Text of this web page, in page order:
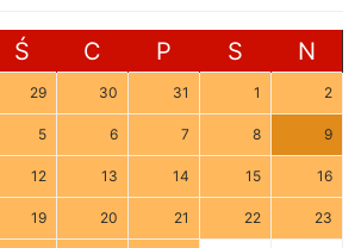
Ś C P S N
29 30 31 1 2
5 6 7 8 9
12 13 14 15 16
19 20 21 22 23